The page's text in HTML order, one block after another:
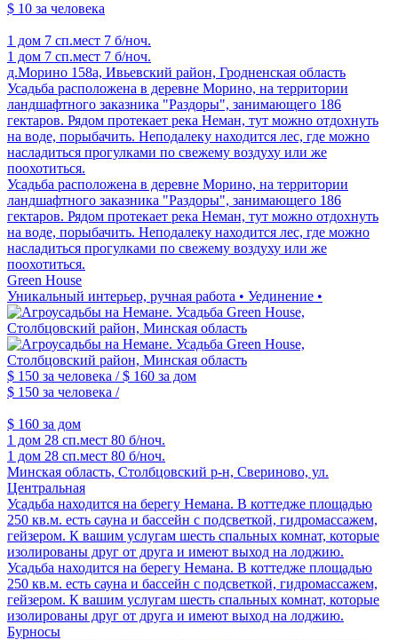
$ 10 за человека
1 дом 7 сп.мест 7 б/ноч.
1 дом 7 сп.мест 7 б/ноч.
д.Морино 158а, Ивьевский район, Гродненская область
Усадьба расположена в деревне Морино, на территории
ландшафтного заказника "Раздоры", занимающего 186
гектаров. Рядом протекает река Неман, тут можно отдохнуть
на воде, порыбачить. Неподалеку находится лес, где можно
насладиться прогулками по свежему воздуху или же
поохотиться.
Усадьба расположена в деревне Морино, на территории
ландшафтного заказника "Раздоры", занимающего 186
гектаров. Рядом протекает река Неман, тут можно отдохнуть
на воде, порыбачить. Неподалеку находится лес, где можно
насладиться прогулками по свежему воздуху или же
поохотиться.
Green House
Уникальный интерьер, ручная работа • Уединение •
$ 150 за человека /$ 160 за дом
$ 150 за человека /
$ 160 за дом
1 дом 28 сп.мест 80 б/ноч.
1 дом 28 сп.мест 80 б/ноч.
Минская область, Столбцовский р-н, Свериново, ул.
Центральная
Усадьба находится на берегу Немана. В коттедже площадью
250 кв.м. есть сауна и бассейн с подсветкой, гидромассажем,
гейзером. К вашим услугам шесть спальных комнат, которые
изолированы друг от друга и имеют выход на лоджию.
Усадьба находится на берегу Немана. В коттедже площадью
250 кв.м. есть сауна и бассейн с подсветкой, гидромассажем,
гейзером. К вашим услугам шесть спальных комнат, которые
изолированы друг от друга и имеют выход на лоджию.
Бурносы